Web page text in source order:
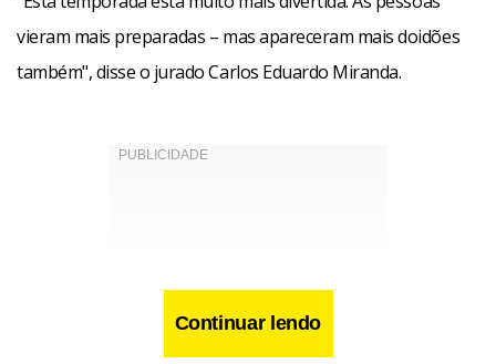
vieram mais preparadas – mas apareceram mais doidões
também", disse o jurado Carlos Eduardo Miranda.
Continuar lendo